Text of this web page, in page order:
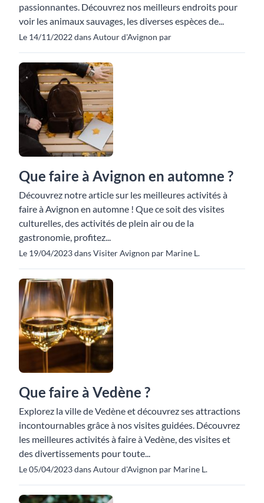
passionnantes. Découvrez nos meilleurs endroits pour
voir les animaux sauvages, les diverses espèces de...
Le 14/11/2022 dans Autour d'Avignon par
Que faire à Avignon en automne ?
Découvrez notre article sur les meilleures activités à
faire à Avignon en automne ! Que ce soit des visites
culturelles, des activités de plein air ou de la
gastronomie, profitez...
Le 19/04/2023 dans Visiter Avignon par Marine L.
Que faire à Vedène ?
Explorez la ville de Vedène et découvrez ses attractions
incontournables grâce à nos visites guidées. Découvrez
les meilleures activités à faire à Vedène, des visites et
des divertissements pour toute...
Le 05/04/2023 dans Autour d'Avignon par Marine L.